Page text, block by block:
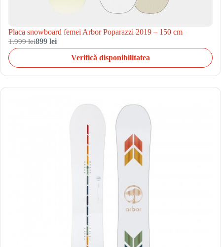
Placa snowboard femei Arbor Poparazzi 2019 – 150 cm
1.999 lei899 lei
Verifică disponibilitatea